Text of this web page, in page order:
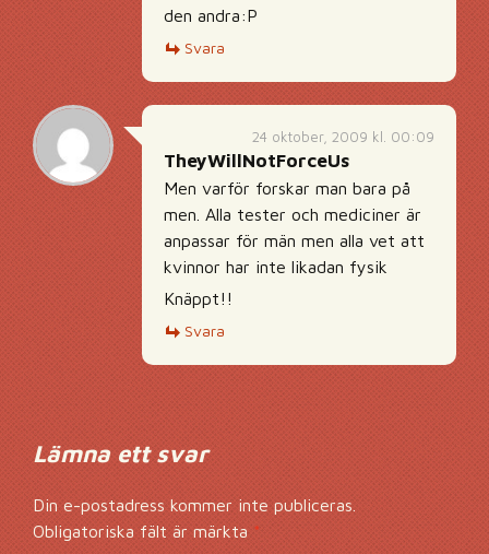
den andra:P
Svara
24 oktober, 2009 kl. 00:09
TheyWillNotForceUs
Men varför forskar man bara på
men. Alla tester och mediciner är
anpassar för män men alla vet att
kvinnor har inte likadan fysik
Knäppt!!
Svara
Lämna ett svar
Din e-postadress kommer inte publiceras.
Obligatoriska fält är märkta*